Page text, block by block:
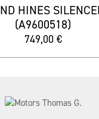
HINES
(A9600518)
749,00 €